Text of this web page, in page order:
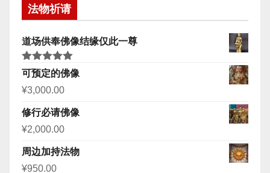
法物祈请
道场供奉佛像结缘仅此一尊
评分5.00
&sol; 5
可预定的佛像
¥3,000.00
修行必请佛像
¥2,000.00
周边加持法物
¥950.00